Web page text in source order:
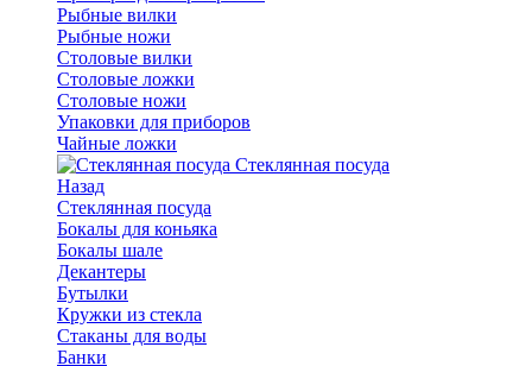
Рыбные вилки
Рыбные ножи
Столовые вилки
Столовые ложки
Столовые ножи
Упаковки для приборов
Чайные ложки
Стеклянная посуда
Назад
Стеклянная посуда
Бокалы для коньяка
Бокалы шале
Декантеры
Бутылки
Кружки из стекла
Стаканы для воды
Банки